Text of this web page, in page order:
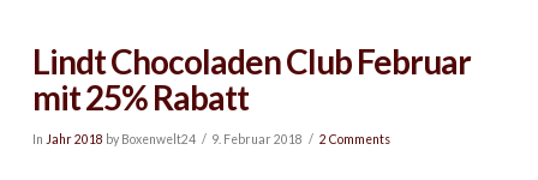
Lindt Chocoladen Club Februar
mit 25% Rabatt
In Jahr 2018 by Boxenwelt24 9. Februar 2018 2 Comments